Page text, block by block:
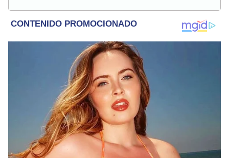
películas, series, videojuegos y espectáculo.